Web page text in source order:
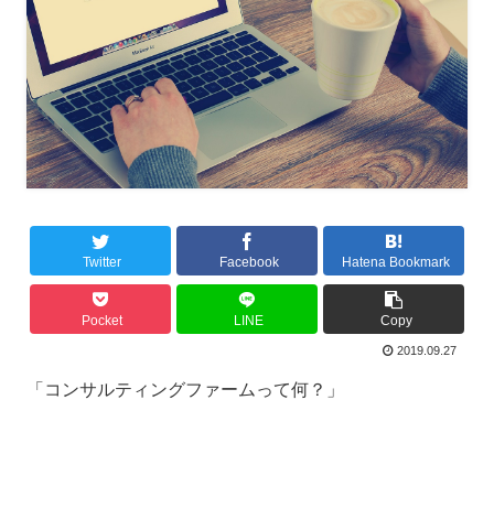
Twitter Facebook Hatena Bookmark
Pocket LINE Copy
2019.09.27
「コンサルティングファームって何？」